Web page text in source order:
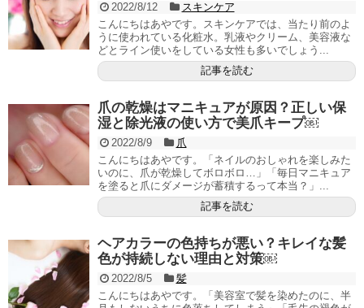
2022/8/12
スキンケア
こんにちはあやです。スキンケアでは、当たり前のよ
うに使われている化粧水。乳液やクリーム、美容液な
どとライン使いをしている女性も多いでしょう...
記事を読む
爪の乾燥はマニキュアが原因？正しい保
湿と除光液の使い方で美爪キープ￼
2022/8/9
爪
こんにちはあやです。「ネイルのおしゃれを楽しみた
いのに、爪が乾燥してボロボロ…」「毎日マニキュア
を塗ると爪にダメージが蓄積するって本当？」...
記事を読む
ヘアカラーの色持ちが悪い？キレイな髪
色が持続しない理由と対策￼
2022/8/5
髪
こんにちはあやです。「美容室で髪を染めたのに、半